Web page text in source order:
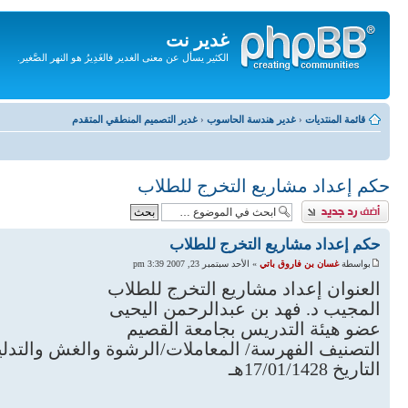
غدير نت
الكثير يسأل عن معنى الغدير فالغَدِيرُ هو النهر الصَّغير.
المحتويات
قائمة المنتديات ‹ غدير هندسة الحاسوب ‹ غدير التصميم المنطقي المتقدم
حكم إعداد مشاريع التخرج للطلاب
إضافة رد
حكم إعداد مشاريع التخرج للطلاب
بواسطةغسان بن فاروق باتي » الأحد سبتمبر 23, 2007 3:39 pm
العنوان إعداد مشاريع التخرج للطلاب
المجيب د. فهد بن عبدالرحمن اليحيى
عضو هيئة التدريس بجامعة القصيم
التصنيف الفهرسة/ المعاملات/الرشوة والغش
التاريخ 17/01/1428هـ